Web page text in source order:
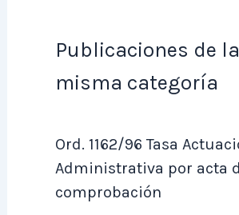
Publicaciones de la
misma categoría
Ord. 1162/96 Tasa
Administrativa por acta
comprobación